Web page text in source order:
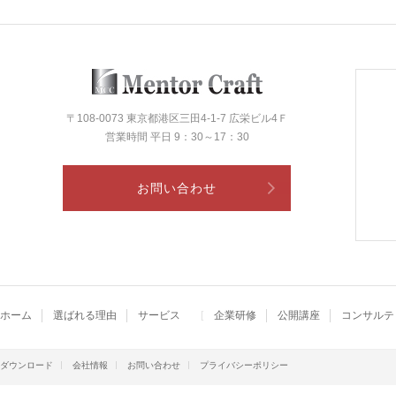
〒108-0073 東京都港区三田4-1-7 広栄ビル4Ｆ
営業時間 平日 9：30～17：30
お問い合わせ
ホーム 選ばれる理由 サービス 企業研修 公開講座 コンサル
ダウンロード 会社情報 お問い合わせ プライバシーポリシー